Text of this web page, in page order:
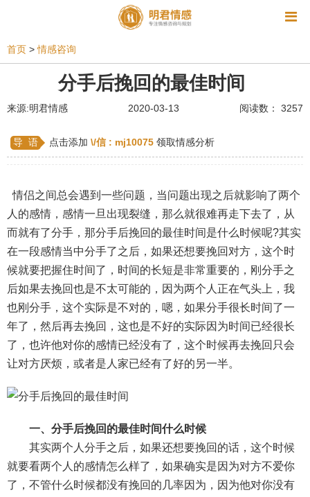
相亲 同性恋 恋爱技巧 挽回爱情
挽救婚姻 星座情感 离婚 心情
姻缘测试 分娩
水瓶座男生 摩羯座男生 射手座男生
天蝎座男生 天秤座男生 处女座男生
爱情诗句 狮子座男生 爱情歌曲 爱情图片
爱情小说 巨蟹座男生 爱情电影 双子座男生
不和 金牛座男生 白羊座男生 吵架
财产分割 心态
变心 感人 伤感 婚姻问题
失恋挽救 情绪
十二生肖 分手复合 梦见
异地恋 明星 气质 美妆 情感挽回
化妆 挽留前任 避孕 挽回男友 孕妇食谱
首页 > 情感咨询
分手后挽回的最佳时间
来源:明君情感 2020-03-13 阅读数： 3257
导 语 点击添加 \/信 : mj10075 领取情感分析
情侣之间总会遇到一些问题，当问题出现之后就影响了两个
人的感情，感情一旦出现裂缝，那么就很难再走下去了，从
而就有了分手，那分手后挽回的最佳时间是什么时候呢?其实
在一段感情当中分手了之后，如果还想要挽回对方，这个时
候就要把握住时间了，时间的长短是非常重要的，刚分手之
后如果去挽回也是不太可能的，因为两个人正在气头上，我
也刚分手，这个实际是不对的，嗯，如果分手很长时间了一
年了，然后再去挽回，这也是不好的实际因为时间已经很长
了，也许他对你的感情已经没有了，这个时候再去挽回只会
让对方厌烦，或者是人家已经有了好的另一半。
一、分手后挽回的最佳时间什么时候
其实两个人分手之后，如果还想要挽回的话，这个时候
就要看两个人的感情怎么样了，如果确实是因为对方不爱你
了，不管什么时候都没有挽回的几率因为，因为他对你没有